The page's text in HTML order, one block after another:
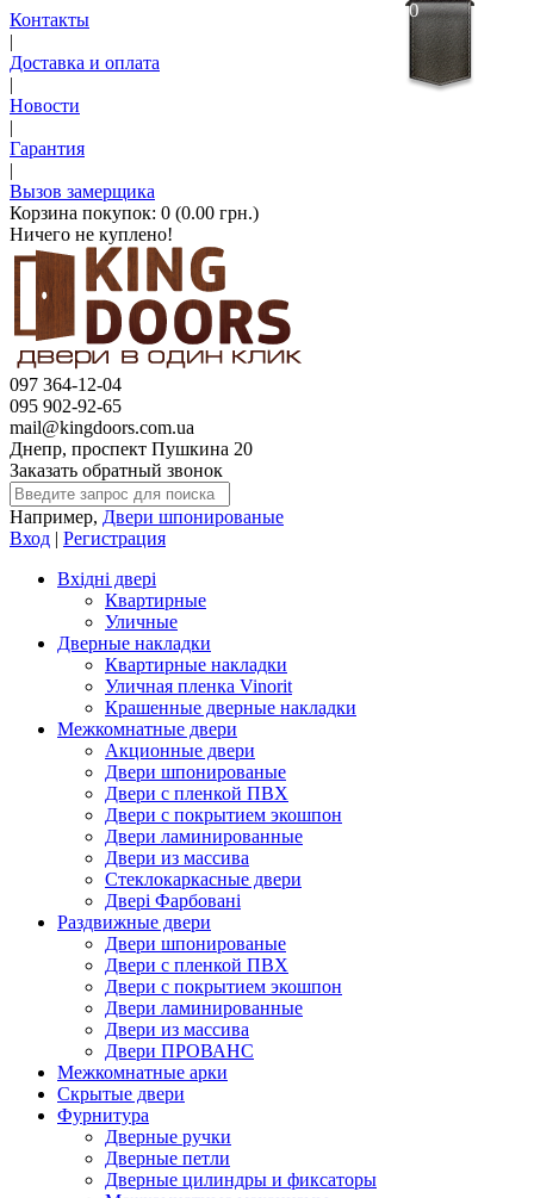
Контакты
|
Доставка и оплата
|
Новости
|
Гарантия
|
Вызов замерщика
Корзина покупок: 0 (0.00 грн.)
Ничего не куплено!
097 364-12-04
095 902-92-65
mail@kingdoors.com.ua
Днепр, проспект Пушкина 20
Заказать обратный звонок
Например, Двери шпонированые
Вход | Регистрация
Вхідні двері
Квартирные
Уличные
Дверные накладки
Квартирные накладки
Уличная пленка Vinorit
Крашенные дверные накладки
Межкомнатные двери
Акционные двери
Двери шпонированые
Двери с пленкой ПВХ
Двери с покрытием экошпон
Двери ламинированные
Двери из массива
Стеклокаркасные двери
Двері Фарбовані
Раздвижные двери
Двери шпонированые
Двери с пленкой ПВХ
Двери с покрытием экошпон
Двери ламинированные
Двери из массива
Двери ПРОВАНС
Межкомнатные арки
Скрытые двери
Фурнитура
Дверные ручки
Дверные петли
Дверные цилиндры и фиксаторы
0